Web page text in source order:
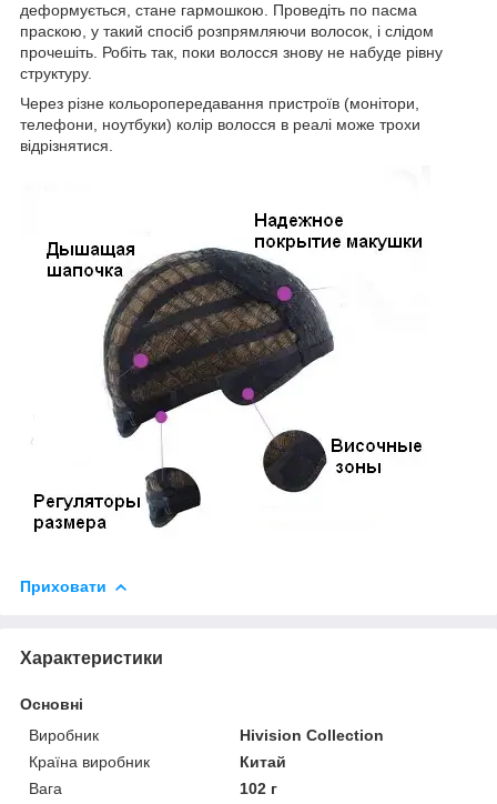
деформується, стане гармошкою. Проведіть по пасма
праскою, у такий спосіб розпрямляючи волосок, і слідом
прочешіть. Робіть так, поки волосся знову не набуде рівну
структуру.
Через різне кольоропередавання пристроїв (монітори,
телефони, ноутбуки) колір волосся в реалі може трохи
відрізнятися.
Приховати
Характеристики
Основні
Виробник
Hivision Collection
Країна виробник
Китай
Вага
102 г